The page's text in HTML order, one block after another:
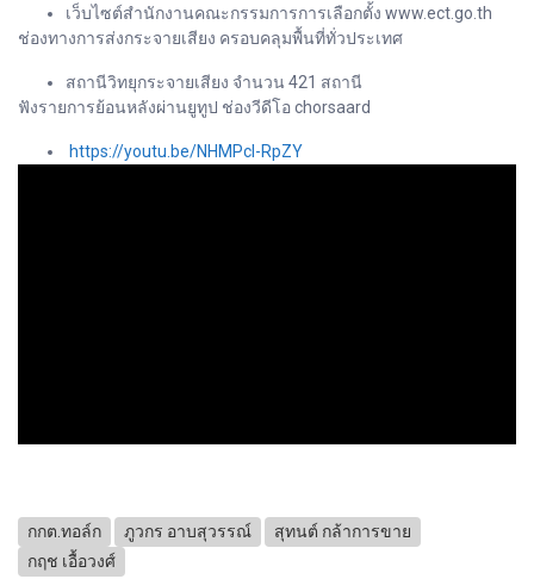
เว็บไซต์สำนักงานคณะกรรมการการเลือกตั้ง www.ect.go.th
ช่องทางการส่งกระจายเสียง ครอบคลุมพื้นที่ทั่วประเทศ
สถานีวิทยุกระจายเสียง จำนวน 421 สถานี
ฟังรายการย้อนหลังผ่านยูทูป ช่องวีดีโอ chorsaard
https://youtu.be/NHMPcI-RpZY
กกต.ทอล์ก ภูวกร อาบสุวรรณ์
สุทนต์ กล้าการขาย
กฤช เอื้อวงศ์